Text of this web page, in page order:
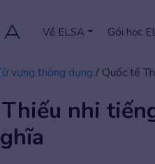
Về ELSA Gói học
vựng thông dụng / Quốc tế
nhi